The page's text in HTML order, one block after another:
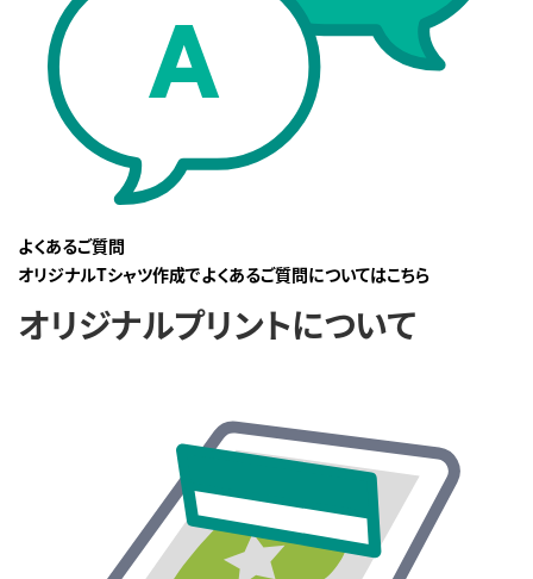
よくあるご質問
オリジナルTシャツ作成でよくあるご質問についてはこちら
オリジナルプリントについて